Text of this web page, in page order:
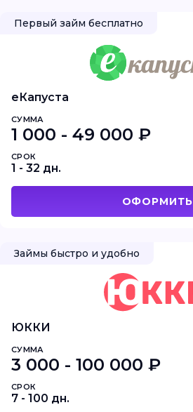
Первый займ бесплатно
еКапуста
СУММА
1 000 - 49 000 ₽
СРОК
1 - 32 дн.
ОФОРМИТЬ
Займы быстро и удобно
ЮККИ
СУММА
3 000 - 100 000 ₽
СРОК
7 - 100 дн.